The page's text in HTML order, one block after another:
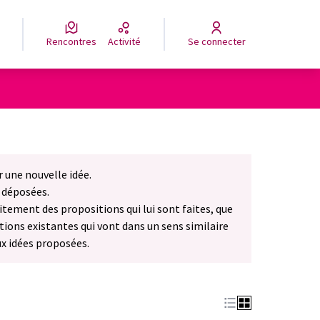
Rencontres Activité Se connecter
nouvelle idée.
des propositions qui lui sont faites, que
existantes qui vont dans un sens similaire
idées proposées.